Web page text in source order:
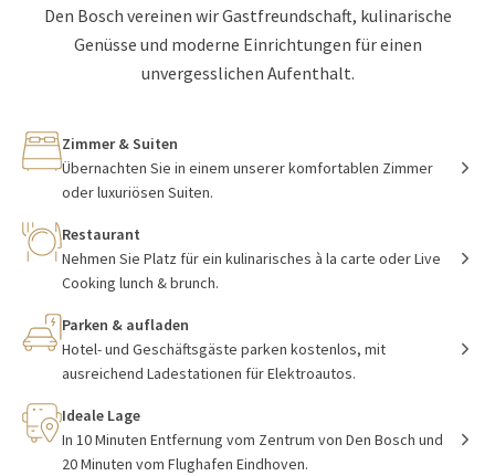
Den Bosch vereinen wir Gastfreundschaft, kulinarische
Genüsse und moderne Einrichtungen für einen
unvergesslichen Aufenthalt.
Zimmer & Suiten
Übernachten Sie in einem unserer komfortablen Zimmer
oder luxuriösen Suiten.
Restaurant
Nehmen Sie Platz für ein kulinarisches à la carte oder Live
Cooking lunch & brunch.
Parken & aufladen
Hotel- und Geschäftsgäste parken kostenlos, mit
ausreichend Ladestationen für Elektroautos.
Ideale Lage
In 10 Minuten Entfernung vom Zentrum von Den Bosch und
20 Minuten vom Flughafen Eindhoven.